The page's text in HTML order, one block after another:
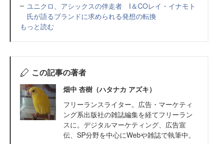
ユニクロ、アシックスの伴走者 I＆COレイ・イナモト
氏が語るブランドに求められる発想の転換
もっと読む
この記事の著者
畑中 杏樹（ハタナカ アズキ）
フリーランスライター。広告・マーケティ
ング系出版社の雑誌編集を経てフリーラン
スに。デジタルマーケティング、広告宣
伝、SP分野を中心にWebや雑誌で執筆中。